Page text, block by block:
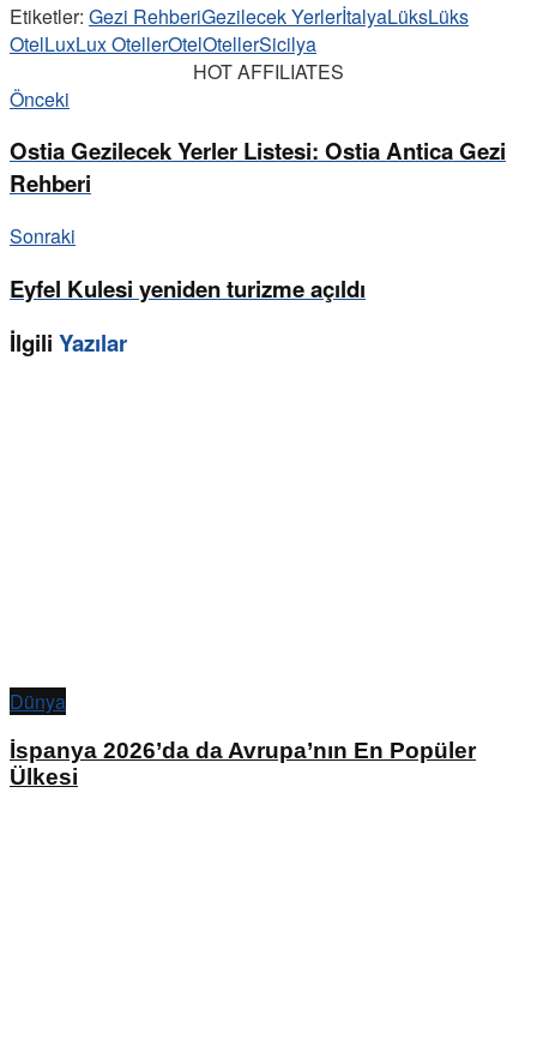
Etiketler: Gezi RehberiGezilecek YerlerİtalyaLüksLüks
OtelLuxLux OtellerOtelOtellerSicilya
HOT AFFILIATES
Önceki
Ostia Gezilecek Yerler Listesi: Ostia Antica Gezi
Rehberi
Sonraki
Eyfel Kulesi yeniden turizme açıldı
İlgili Yazılar
Dünya
İspanya 2026’da da Avrupa’nın En Popüler
Ülkesi